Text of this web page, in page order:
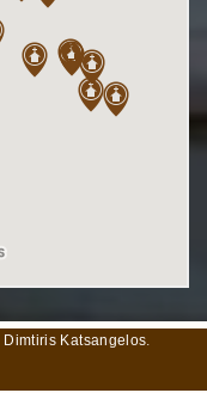
Dimtiris Katsangelos.